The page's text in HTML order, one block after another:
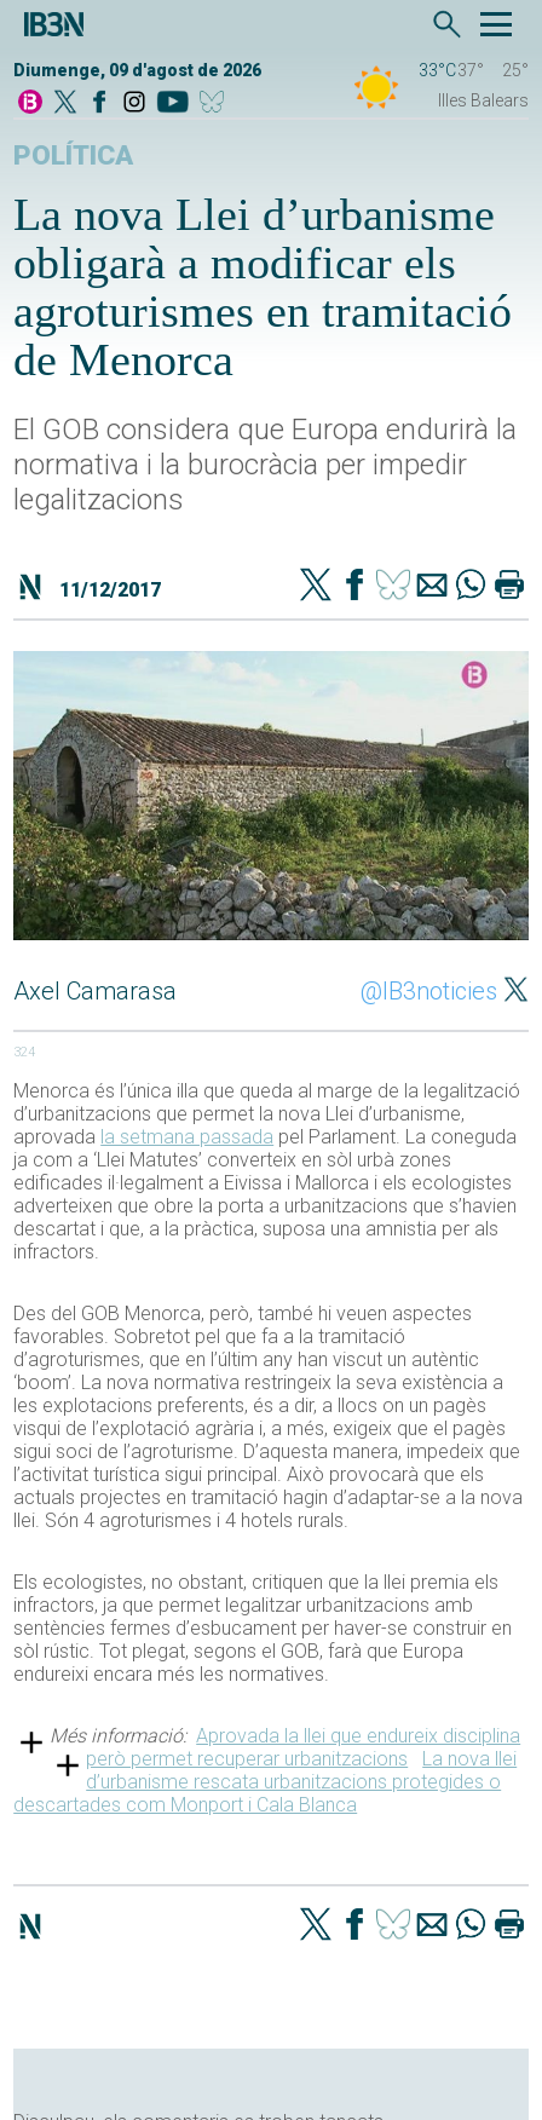
Diumenge, 09 d'agost de 2026 33°C37°
25°
Illes Balears
POLÍTICA
La nova Llei d’urbanisme
obligarà a modificar els
agroturismes en tramitació
de Menorca
El GOB considera que Europa endurirà la
normativa i la burocràcia per impedir
legalitzacions
11/12/2017
Axel Camarasa @IB3noticies
324
Menorca és l’única illa que queda al marge de la legalització
d’urbanitzacions que permet la nova Llei d’urbanisme,
aprovada la setmana passada pel Parlament. La coneguda
ja com a ‘Llei Matutes’ converteix en sòl urbà zones
edificades il·legalment a Eivissa i Mallorca i els ecologistes
adverteixen que obre la porta a urbanitzacions que s’havien
descartat i que, a la pràctica, suposa una amnistia per als
infractors.
Des del GOB Menorca, però, també hi veuen aspectes
favorables. Sobretot pel que fa a la tramitació
d’agroturismes, que en l’últim any han viscut un autèntic
‘boom’. La nova normativa restringeix la seva existència a
les explotacions preferents, és a dir, a llocs on un pagès
visqui de l’explotació agrària i, a més, exigeix que el pagès
sigui soci de l’agroturisme. D’aquesta manera, impedeix que
l’activitat turística sigui principal. Això provocarà que els
actuals projectes en tramitació hagin d’adaptar-se a la nova
llei. Són 4 agroturismes i 4 hotels rurals.
Els ecologistes, no obstant, critiquen que la llei premia els
infractors, ja que permet legalitzar urbanitzacions amb
sentències fermes d’esbucament per haver-se construir en
sòl rústic. Tot plegat, segons el GOB, farà que Europa
endureixi encara més les normatives.
Més informació: Aprovada la llei que endureix disciplina
però permet recuperar urbanitzacions
La nova llei
d’urbanisme rescata urbanitzacions protegides o
descartades com Monport i Cala Blanca